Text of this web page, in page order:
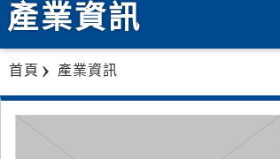
產業資訊
首頁 產業資訊